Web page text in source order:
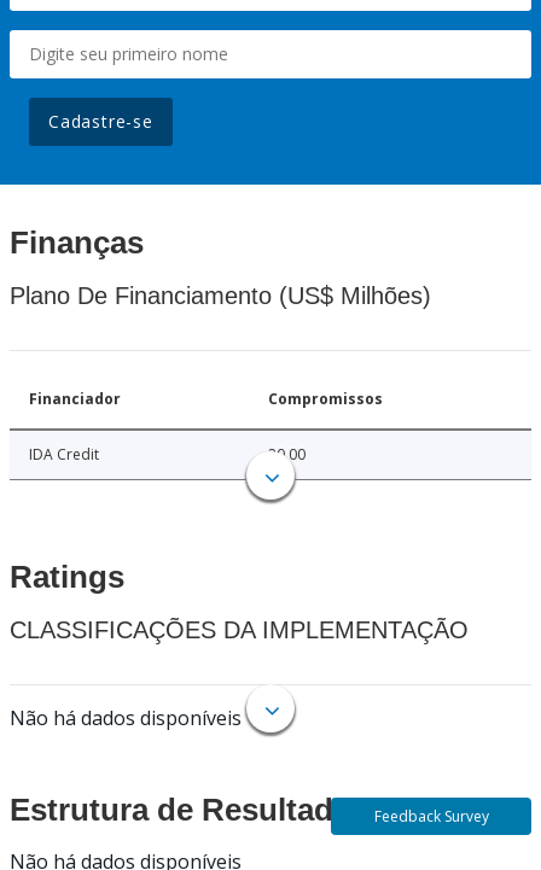
Cadastre-se
Finanças
Plano De Financiamento (US$ Milhões)
Financiador Compromissos
IDA Credit 20.00
Ratings
CLASSIFICAÇÕES DA IMPLEMENTAÇÃO
Não há dados disponíveis
Estrutura de Resultados
Não há dados disponíveis
Feedback Survey